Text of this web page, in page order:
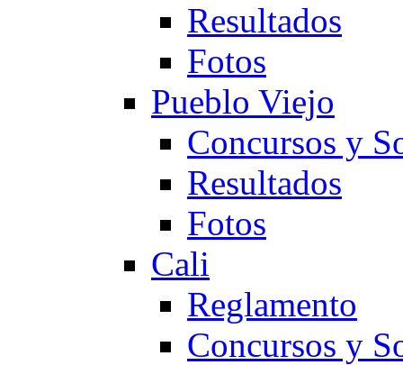
Resultados
Fotos
Pueblo Viejo
Concursos y
Resultados
Fotos
Cali
Reglamento
Concursos y